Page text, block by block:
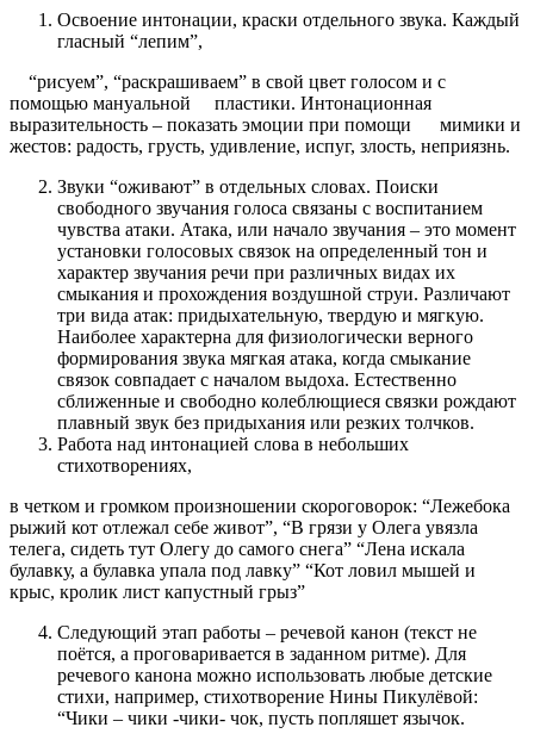
Освоение интонации, краски отдельного звука. Каждый
гласный “лепим”,
“рисуем”, “раскрашиваем” в свой цвет голосом и с
помощью мануальной
пластики. Интонационная
выразительность – показать эмоции при помощи
мимики и
жестов: радость, грусть, удивление, испуг, злость, неприязнь.
Звуки “оживают” в отдельных словах. Поиски
свободного звучания голоса связаны с воспитанием
чувства атаки. Атака, или начало звучания – это момент
уста­новки голосовых связок на определенный тон и
характер звуча­ния речи при различных видах их
смыкания и прохождения воздушной струи. Различают
три вида атак: придыхательную, твердую и мягкую.
Наиболее характерна для физиологически верного
формирования звука мягкая атака, когда смыкание
связок совпадает с началом выдоха. Естественно
сближенные и свободно колеблющиеся связки рождают
плавный звук без при­дыхания или резких толчков.
Работа над интонацией слова в небольших
стихотворениях,
в четком и громком произношении скороговорок: “Лежебока
рыжий кот отлежал себе живот”, “В грязи у Олега увязла
телега, сидеть тут Олегу до самого снега” “Лена искала
булавку, а булавка упала под лавку” “Кот ловил мышей и
крыс, кролик лист капустный грыз”
Следующий этап работы – речевой канон (текст не
поётся, а проговаривается в заданном ритме). Для
речевого канона можно использовать любые детские
стихи, например, стихотворение Нины Пикулёвой:
“Чики – чики -чики- чок, пусть попляшет язычок.